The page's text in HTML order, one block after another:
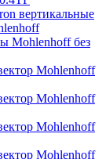
вертикальные
Mohlenhoff без
Mohlenhoff
Mohlenhoff
Mohlenhoff
Mohlenhoff